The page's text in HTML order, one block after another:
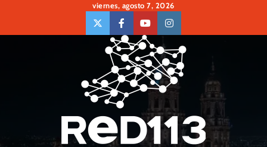
content
viernes, agosto 7, 2026
twiter Face Youtubeinsta